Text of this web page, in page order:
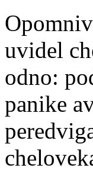
uvidel
odno:
panike